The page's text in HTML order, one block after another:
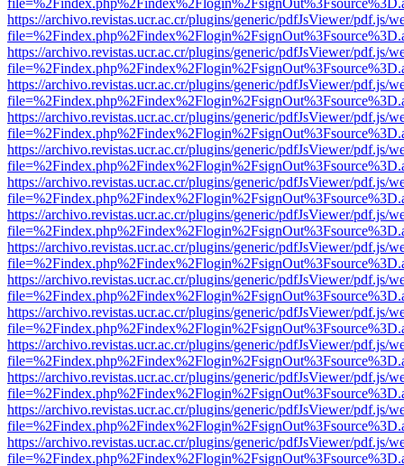
https://archivo.revistas.ucr.ac.cr/plugins/generic/pdfJsViewer/pdf.js/
https://archivo.revistas.ucr.ac.cr/plugins/generic/pdfJsViewer/pdf.js/
https://archivo.revistas.ucr.ac.cr/plugins/generic/pdfJsViewer/pdf.js/
https://archivo.revistas.ucr.ac.cr/plugins/generic/pdfJsViewer/pdf.js/
https://archivo.revistas.ucr.ac.cr/plugins/generic/pdfJsViewer/pdf.js/
https://archivo.revistas.ucr.ac.cr/plugins/generic/pdfJsViewer/pdf.js/
https://archivo.revistas.ucr.ac.cr/plugins/generic/pdfJsViewer/pdf.js/
https://archivo.revistas.ucr.ac.cr/plugins/generic/pdfJsViewer/pdf.js/
https://archivo.revistas.ucr.ac.cr/plugins/generic/pdfJsViewer/pdf.js/
https://archivo.revistas.ucr.ac.cr/plugins/generic/pdfJsViewer/pdf.js/
https://archivo.revistas.ucr.ac.cr/plugins/generic/pdfJsViewer/pdf.js/
https://archivo.revistas.ucr.ac.cr/plugins/generic/pdfJsViewer/pdf.js/
https://archivo.revistas.ucr.ac.cr/plugins/generic/pdfJsViewer/pdf.js/
https://archivo.revistas.ucr.ac.cr/plugins/generic/pdfJsViewer/pdf.js/